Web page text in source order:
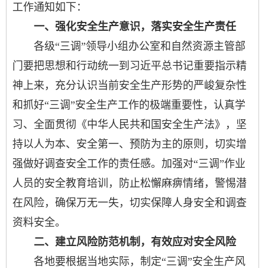
工作通知如下：
一、强化安全生产意识，落实安全生产责任
各级“三调”领导小组办公室和自然资源主管部
门要把思想和行动统一到习近平总书记重要指示精
神上来，充分认识当前安全生产形势的严峻复杂性
和抓好“三调”安全生产工作的极端重要性，认真学
习、全面贯彻《中华人民共和国安全生产法》，坚
持以人为本、安全第一、预防为主的原则，切实增
强做好调查安全工作的责任感。加强对“三调”作业
人员的安全教育培训，防止松懈麻痹情绪，警惕潜
在风险，确保万无一失，切实保障人身安全和调查
资料安全。
二、建立风险防范机制，有效应对安全风险
各地要根据当地实际，制定“三调”安全生产风